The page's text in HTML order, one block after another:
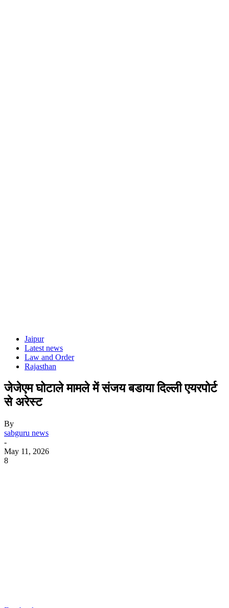
Jaipur
Latest news
Law and Order
Rajasthan
जेजेएम घोटाले मामले में संजय बडाया दिल्ली एयरपोर्ट
से अरेस्ट
By
sabguru news
-
May 11, 2026
8